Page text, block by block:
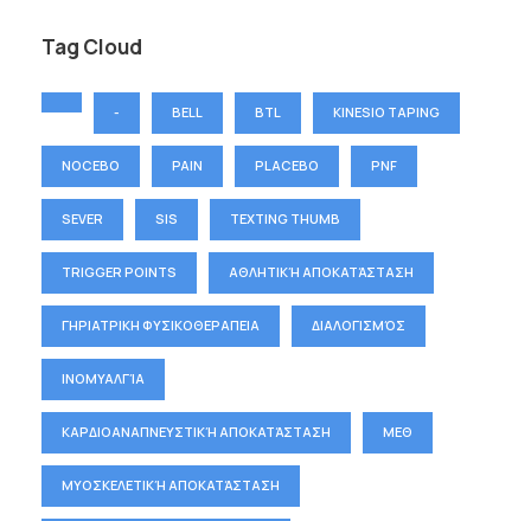
Tag Cloud
- BELL BTL KINESIO TAPING
NOCEBO PAIN PLACEBO PNF
SEVER SIS TEXTING THUMB
TRIGGER POINTS ΑΘΛΗΤΙΚΉ ΑΠΟΚΑΤΆΣΤΑΣΗ
ΓΗΡΙΑΤΡΙΚΗ ΦΥΣΙΚΟΘΕΡΑΠΕΙΑ ΔΙΑΛΟΓΙΣΜΌΣ
ΙΝΟΜΥΑΛΓΊΑ
ΚΑΡΔΙΟΑΝΑΠΝΕΥΣΤΙΚΉ ΑΠΟΚΑΤΆΣΤΑΣΗ ΜΕΘ
ΜΥΟΣΚΕΛΕΤΙΚΉ ΑΠΟΚΑΤΆΣΤΑΣΗ